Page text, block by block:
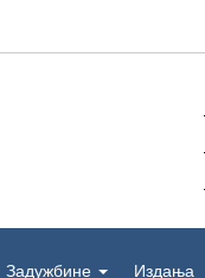
Задужбине Издања